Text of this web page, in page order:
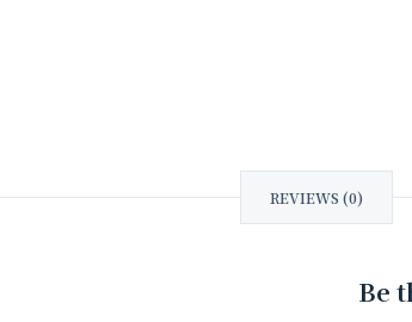
REVIEWS (0)
Be